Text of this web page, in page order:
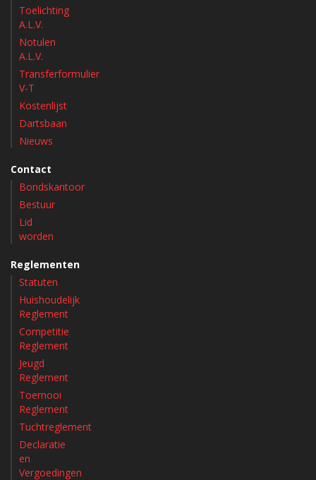
Toelichting
A.L.V.
Notulen
A.L.V.
Transferformulier
V-T
Kostenlijst
Dartsbaan
Nieuws
Contact
Bondskantoor
Bestuur
Lid
worden
Reglementen
Statuten
Huishoudelijk
Reglement
Competitie
Reglement
Jeugd
Reglement
Toernooi
Reglement
Tuchtreglement
Declaratie
en
Vergoedingen